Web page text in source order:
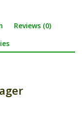
Reviews (0)